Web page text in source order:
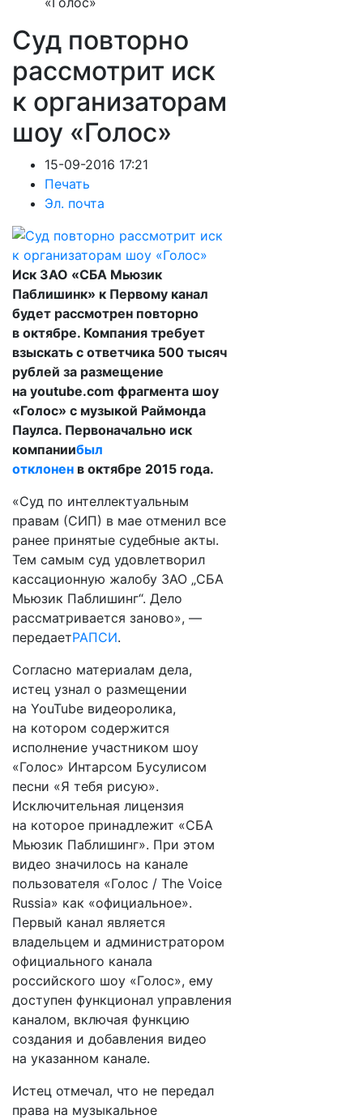
Суд повторно
рассмотрит иск
к организаторам
шоу «Голос»
15-09-2016 17:21
Печать
Эл. почта
Иск ЗАО «СБА Мьюзик
Паблишинк» к Первому канал
будет рассмотрен повторно
в октябре. Компания требует
взыскать с ответчика 500 тысяч
рублей за размещение
на youtube.com фрагмента шоу
«Голос» с музыкой Раймонда
Паулса. Первоначально иск
компаниибыл
отклонен в октябре 2015 года.
«Суд по интеллектуальным
правам (СИП) в мае отменил все
ранее принятые судебные акты.
Тем самым суд удовлетворил
кассационную жалобу ЗАО „СБА
Мьюзик Паблишинг“. Дело
рассматривается заново», —
передаетРАПСИ.
Согласно материалам дела,
истец узнал о размещении
на YouTube видеоролика,
на котором содержится
исполнение участником шоу
«Голос» Интарсом Бусулисом
песни «Я тебя рисую».
Исключительная лицензия
на которое принадлежит «СБА
Мьюзик Паблишинг». При этом
видео значилось на канале
пользователя «Голос / The Voice
Russia» как «официальное».
Первый канал является
владельцем и администратором
официального канала
российского шоу «Голос», ему
доступен функционал управления
каналом, включая функцию
создания и добавления видео
на указанном канале.
Истец отмечал, что не передал
права на музыкальное